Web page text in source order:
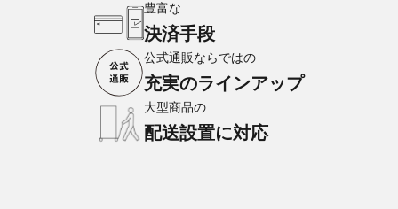
豊富な
決済手段
公式通販ならではの
充実のラインアップ
大型商品の
配送設置に対応